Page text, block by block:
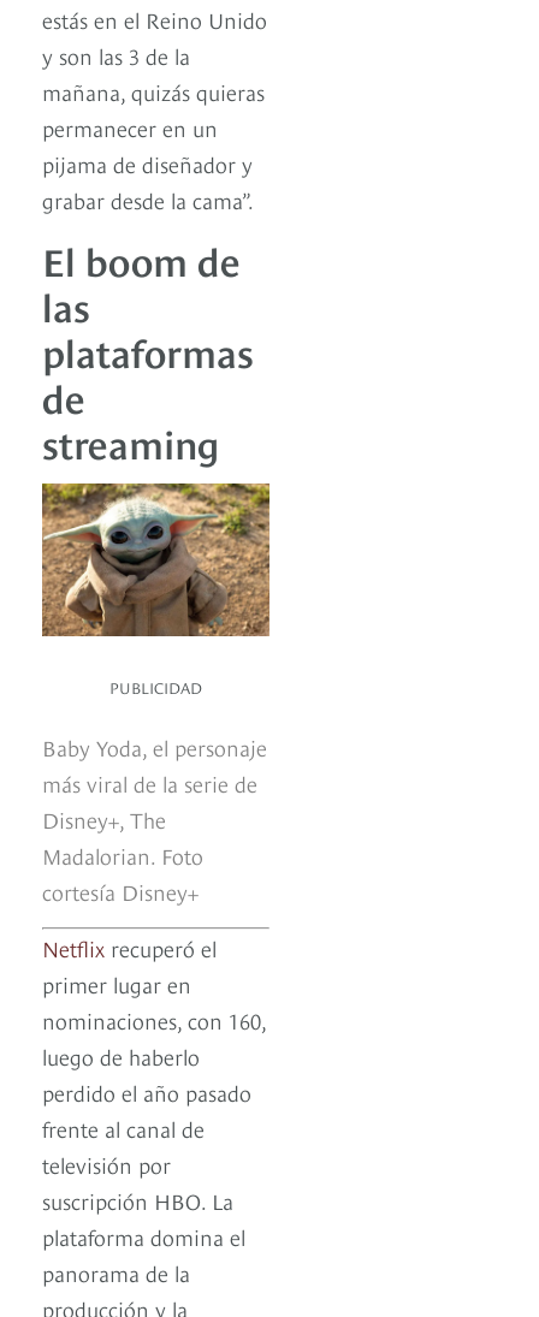
estás en el Reino Unido
y son las 3 de la
mañana, quizás quieras
permanecer en un
pijama de diseñador y
grabar desde la cama”.
El boom de
las
plataformas
de
streaming
PUBLICIDAD
Baby Yoda, el personaje
más viral de la serie de
Disney+, The
Madalorian. Foto
cortesía Disney+
Netflix recuperó el
primer lugar en
nominaciones, con 160,
luego de haberlo
perdido el año pasado
frente al canal de
televisión por
suscripción HBO. La
plataforma domina el
panorama de la
producción y la